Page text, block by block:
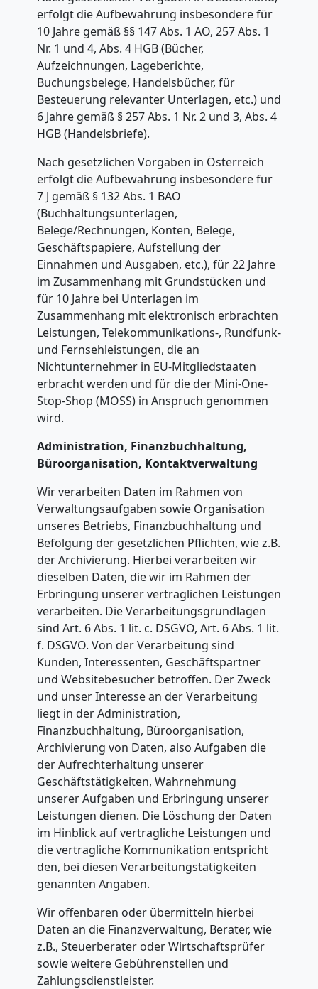
erfolgt die Aufbewahrung insbesondere für
10 Jahre gemäß §§ 147 Abs. 1 AO, 257 Abs. 1
Nr. 1 und 4, Abs. 4 HGB (Bücher,
Aufzeichnungen, Lageberichte,
Buchungsbelege, Handelsbücher, für
Besteuerung relevanter Unterlagen, etc.) und
6 Jahre gemäß § 257 Abs. 1 Nr. 2 und 3, Abs. 4
HGB (Handelsbriefe).
Nach gesetzlichen Vorgaben in Österreich
erfolgt die Aufbewahrung insbesondere für
7 J gemäß § 132 Abs. 1 BAO
(Buchhaltungsunterlagen,
Belege/Rechnungen, Konten, Belege,
Geschäftspapiere, Aufstellung der
Einnahmen und Ausgaben, etc.), für 22 Jahre
im Zusammenhang mit Grundstücken und
für 10 Jahre bei Unterlagen im
Zusammenhang mit elektronisch erbrachten
Leistungen, Telekommunikations-, Rundfunk-
und Fernsehleistungen, die an
Nichtunternehmer in EU-Mitgliedstaaten
erbracht werden und für die der Mini-One-
Stop-Shop (MOSS) in Anspruch genommen
wird.
Administration, Finanzbuchhaltung,
Büroorganisation, Kontaktverwaltung
Wir verarbeiten Daten im Rahmen von
Verwaltungsaufgaben sowie Organisation
unseres Betriebs, Finanzbuchhaltung und
Befolgung der gesetzlichen Pflichten, wie z.B.
der Archivierung. Hierbei verarbeiten wir
dieselben Daten, die wir im Rahmen der
Erbringung unserer vertraglichen Leistungen
verarbeiten. Die Verarbeitungsgrundlagen
sind Art. 6 Abs. 1 lit. c. DSGVO, Art. 6 Abs. 1 lit.
f. DSGVO. Von der Verarbeitung sind
Kunden, Interessenten, Geschäftspartner
und Websitebesucher betroffen. Der Zweck
und unser Interesse an der Verarbeitung
liegt in der Administration,
Finanzbuchhaltung, Büroorganisation,
Archivierung von Daten, also Aufgaben die
der Aufrechterhaltung unserer
Geschäftstätigkeiten, Wahrnehmung
unserer Aufgaben und Erbringung unserer
Leistungen dienen. Die Löschung der Daten
im Hinblick auf vertragliche Leistungen und
die vertragliche Kommunikation entspricht
den, bei diesen Verarbeitungstätigkeiten
genannten Angaben.
Wir offenbaren oder übermitteln hierbei
Daten an die Finanzverwaltung, Berater, wie
z.B., Steuerberater oder Wirtschaftsprüfer
sowie weitere Gebührenstellen und
Zahlungsdienstleister.